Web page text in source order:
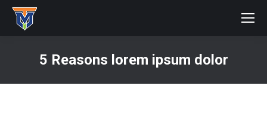
5 Reasons lorem ipsum dolor